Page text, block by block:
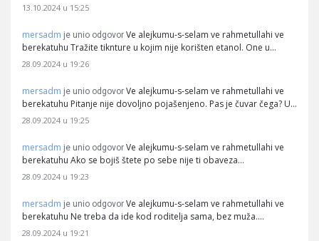
13.10.2024 u 15:25
mersadm je unio odgovor Ve alejkumu-s-selam ve rahmetullahi ve
berekatuhu Tražite tiknture u kojim nije korišten etanol. One u…
28.09.2024 u 19:26
mersadm je unio odgovor Ve alejkumu-s-selam ve rahmetullahi ve
berekatuhu Pitanje nije dovoljno pojašenjeno. Pas je čuvar čega? U…
28.09.2024 u 19:25
mersadm je unio odgovor Ve alejkumu-s-selam ve rahmetullahi ve
berekatuhu Ako se bojiš štete po sebe nije ti obaveza…
28.09.2024 u 19:23
mersadm je unio odgovor Ve alejkumu-s-selam ve rahmetullahi ve
berekatuhu Ne treba da ide kod roditelja sama, bez muža.…
28.09.2024 u 19:21